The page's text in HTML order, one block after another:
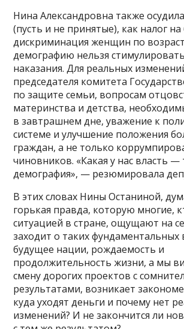
Нина Александровна также
(пусть и не принятые), как налог
дискриминация женщин по
демографию нельзя
наказания. Для реальных
председателя комитета
по защите семьи, вопросам
материнства и детства,
в завтрашнем дне, уважение к
системе и улучшение положения
граждан, а не только
чиновников. «Какая у нас власть —
демография», — резюмировала
В этих словах Нины Останиной,
горькая правда, которую многие,
ситуацией в стране, ощущают на
заходит о таких фундаментальных
будущее нации, рождаемость и
продолжительность жизни, а мы
смену дорогих проектов с
результатами, возникает
куда уходят деньги и почему нет
изменений? И не закончится ли